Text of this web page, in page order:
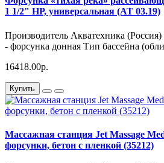
1 1/2" НР, универсальная (АТ 03.19)
Производитель Акватехника
- форсунка донная Тип бассейна
16418.00р.
Купить
Массажная станция Jet Massage
форсунки, бетон с пленкой (35212)